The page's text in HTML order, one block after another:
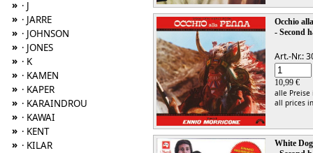
» · J
» · JARRE
» · JOHNSON
» · JONES
» · K
» · KAMEN
» · KAPER
» · KARAINDROU
» · KAWAI
» · KENT
» · KILAR
Occhio
- Second
Art.-Nr.:
10,99 €
alle
all prices
White